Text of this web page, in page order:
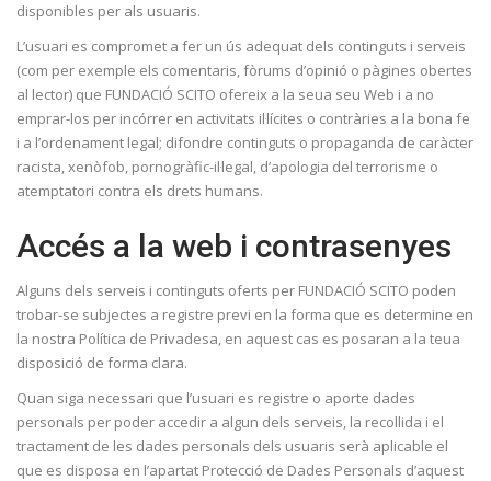
disponibles per als usuaris.
L’usuari es compromet a fer un ús adequat dels continguts i serveis
(com per exemple els comentaris, fòrums d’opinió o pàgines obertes
al lector) que FUNDACIÓ SCITO ofereix a la seua seu Web i a no
emprar-los per incórrer en activitats il·lícites o contràries a la bona fe
i a l’ordenament legal; difondre continguts o propaganda de caràcter
racista, xenòfob, pornogràfic-il·legal, d’apologia del terrorisme o
atemptatori contra els drets humans.
Accés a la web i contrasenyes
Alguns dels serveis i continguts oferts per FUNDACIÓ SCITO poden
trobar-se subjectes a registre previ en la forma que es determine en
la nostra Política de Privadesa, en aquest cas es posaran a la teua
disposició de forma clara.
Quan siga necessari que l’usuari es registre o aporte dades
personals per poder accedir a algun dels serveis, la recollida i el
tractament de les dades personals dels usuaris serà aplicable el
que es disposa en l’apartat Protecció de Dades Personals d’aquest